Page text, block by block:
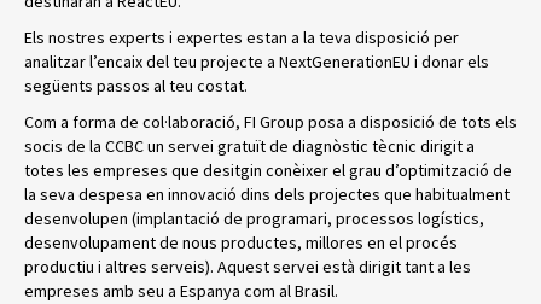
Els nostres experts i expertes estan a la teva disposició per
analitzar l’encaix del teu projecte a NextGenerationEU i donar els
següents passos al teu costat.
Com a forma de col·laboració, FI Group posa a disposició de tots els
socis de la CCBC un servei gratuït de diagnòstic tècnic dirigit a
totes les empreses que desitgin conèixer el grau d’optimització de
la seva despesa en innovació dins dels projectes que habitualment
desenvolupen (implantació de programari, processos logístics,
desenvolupament de nous productes, millores en el procés
productiu i altres serveis). Aquest servei està dirigit tant a les
empreses amb seu a Espanya com al Brasil.